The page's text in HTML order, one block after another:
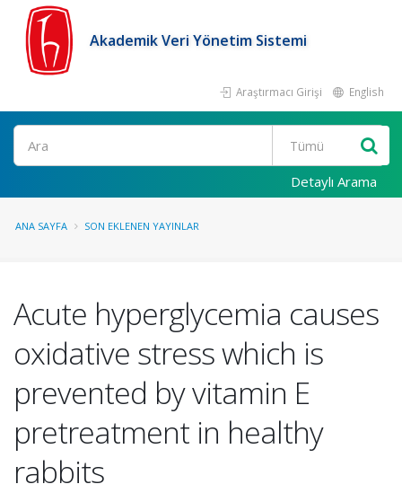
Akademik Veri Yönetim Sistemi
Araştırmacı Girişi English
Ara
Detaylı Arama
ANA SAYFA SON EKLENEN YAYINLAR
Acute hyperglycemia causes
oxidative stress which is
prevented by vitamin E
pretreatment in healthy
rabbits